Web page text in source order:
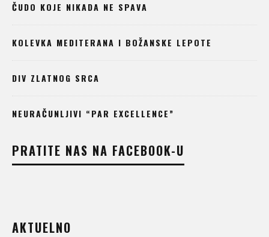
ČUDO KOJE NIKADA NE SPAVA
KOLEVKA MEDITERANA I BOŽANSKE LEPOTE
DIV ZLATNOG SRCA
NEURAČUNLJIVI “PAR EXCELLENCE”
PRATITE NAS NA FACEBOOK-U
AKTUELNO